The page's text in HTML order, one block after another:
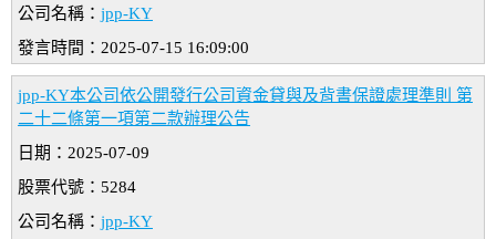
公司名稱： jpp-KY
發言時間：2025-07-15 16:09:00
jpp-KY本公司依公開發行公司資金貸與及背書保證處理準則 第
二十二條第一項第二款辦理公告
日期：2025-07-09
股票代號：5284
公司名稱： jpp-KY